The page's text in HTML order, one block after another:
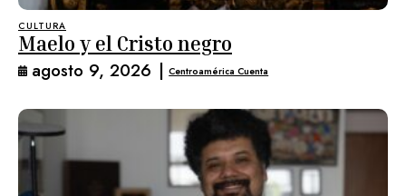
CULTURA
Maelo y el Cristo negro
agosto 9, 2026 | Centroamérica Cuenta